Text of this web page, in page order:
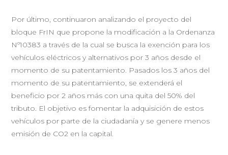
Por último, continuaron analizando el proyecto del
bloque FrIN que propone la modificación a la Ordenanza
Nº10383 a través de la cual se busca la exención para los
vehículos eléctricos y alternativos por 3 años desde el
momento de su patentamiento. Pasados los 3 años del
momento de su patentamiento, se extenderá el
beneficio por 2 años más con una quita del 50% del
tributo. El objetivo es fomentar la adquisición de estos
vehículos por parte de la ciudadanía y se genere menos
emisión de CO2 en la capital.